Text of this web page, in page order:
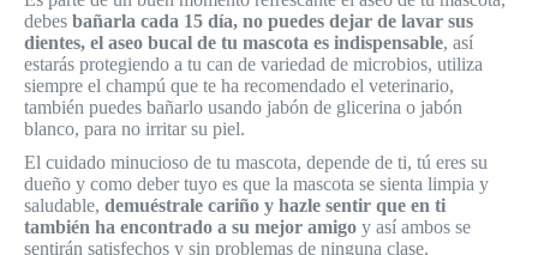
debes bañarla cada 15 día, no puedes dejar de lavar sus
dientes, el aseo bucal de tu mascota es indispensable, así
estarás protegiendo a tu can de variedad de microbios, utiliza
siempre el champú que te ha recomendado el veterinario,
también puedes bañarlo usando jabón de glicerina o jabón
blanco, para no irritar su piel.
El cuidado minucioso de tu mascota, depende de ti, tú eres su
dueño y como deber tuyo es que la mascota se sienta limpia y
saludable, demuéstrale cariño y hazle sentir que en ti
también ha encontrado a su mejor amigo y así ambos se
sentirán satisfechos y sin problemas de ninguna clase.